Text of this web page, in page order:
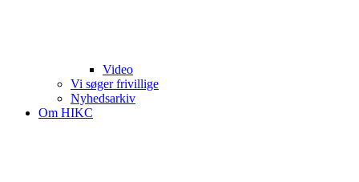
Video
Vi søger frivillige
Nyhedsarkiv
Om HIKC